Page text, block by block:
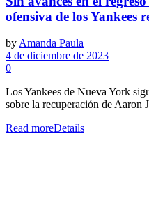
ofensiva de los Yankees
by Amanda Paula
4 de diciembre de 2023
0
Los Yankees de Nueva York
sobre la recuperación de Aaron
Read moreDetails